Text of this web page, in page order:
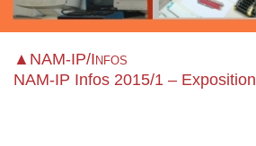
▲NAM-IP/Infos
NAM-IP Infos 2015/1 – Exposition